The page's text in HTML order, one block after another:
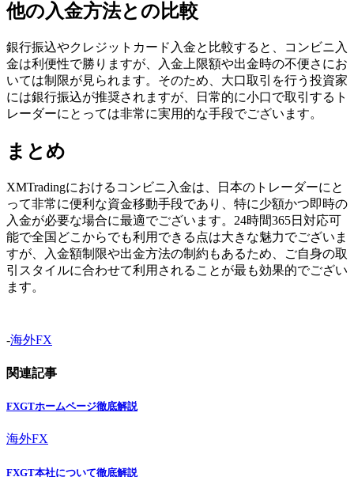
他の入金方法との比較
銀行振込やクレジットカード入金と比較すると、コンビニ入
金は利便性で勝りますが、入金上限額や出金時の不便さにお
いては制限が見られます。そのため、大口取引を行う投資家
には銀行振込が推奨されますが、日常的に小口で取引するト
レーダーにとっては非常に実用的な手段でございます。
まとめ
XMTradingにおけるコンビニ入金は、日本のトレーダーにと
って非常に便利な資金移動手段であり、特に少額かつ即時の
入金が必要な場合に最適でございます。24時間365日対応可
能で全国どこからでも利用できる点は大きな魅力でございま
すが、入金額制限や出金方法の制約もあるため、ご自身の取
引スタイルに合わせて利用されることが最も効果的でござい
ます。
-海外FX
関連記事
FXGTホームページ徹底解説
海外FX
FXGT本社について徹底解説